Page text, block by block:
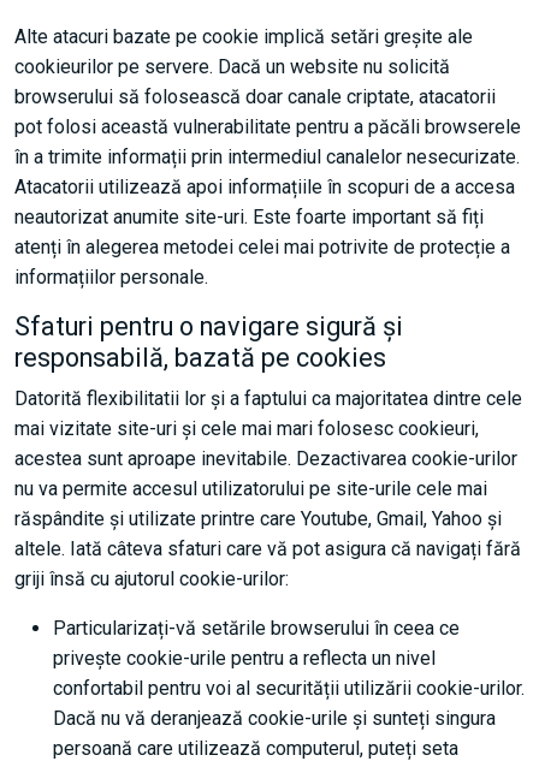
Alte atacuri bazate pe cookie implică setări greșite ale
cookieurilor pe servere. Dacă un website nu solicită
browserului să folosească doar canale criptate, atacatorii
pot folosi această vulnerabilitate pentru a păcăli browserele
în a trimite informații prin intermediul canalelor nesecurizate.
Atacatorii utilizează apoi informațiile în scopuri de a accesa
neautorizat anumite site-uri. Este foarte important să fiți
atenți în alegerea metodei celei mai potrivite de protecție a
informațiilor personale.
Sfaturi pentru o navigare sigură și
responsabilă, bazată pe cookies
Datorită flexibilitatii lor și a faptului ca majoritatea dintre cele
mai vizitate site-uri și cele mai mari folosesc cookieuri,
acestea sunt aproape inevitabile. Dezactivarea cookie-urilor
nu va permite accesul utilizatorului pe site-urile cele mai
răspândite și utilizate printre care Youtube, Gmail, Yahoo și
altele. Iată câteva sfaturi care vă pot asigura că navigați fără
griji însă cu ajutorul cookie-urilor:
Particularizați-vă setările browserului în ceea ce
privește cookie-urile pentru a reflecta un nivel
confortabil pentru voi al securității utilizării cookie-urilor.
Dacă nu vă deranjează cookie-urile și sunteți singura
persoană care utilizează computerul, puteți seta